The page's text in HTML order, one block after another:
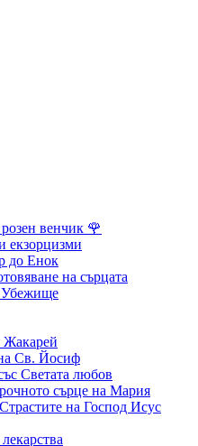
венчик 🌹
екзорцизми
до Енок
на сърцата
Убежище
Св. Йосиф
Светата любов
сърце на Мария
на Господ Исус